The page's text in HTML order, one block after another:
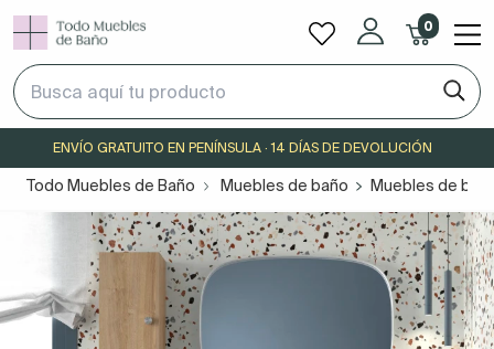
0
ENVÍO GRATUITO EN PENÍNSULA · 14 DÍAS DE DEVOLUCIÓN
Todo Muebles de Baño Muebles de baño Muebles de